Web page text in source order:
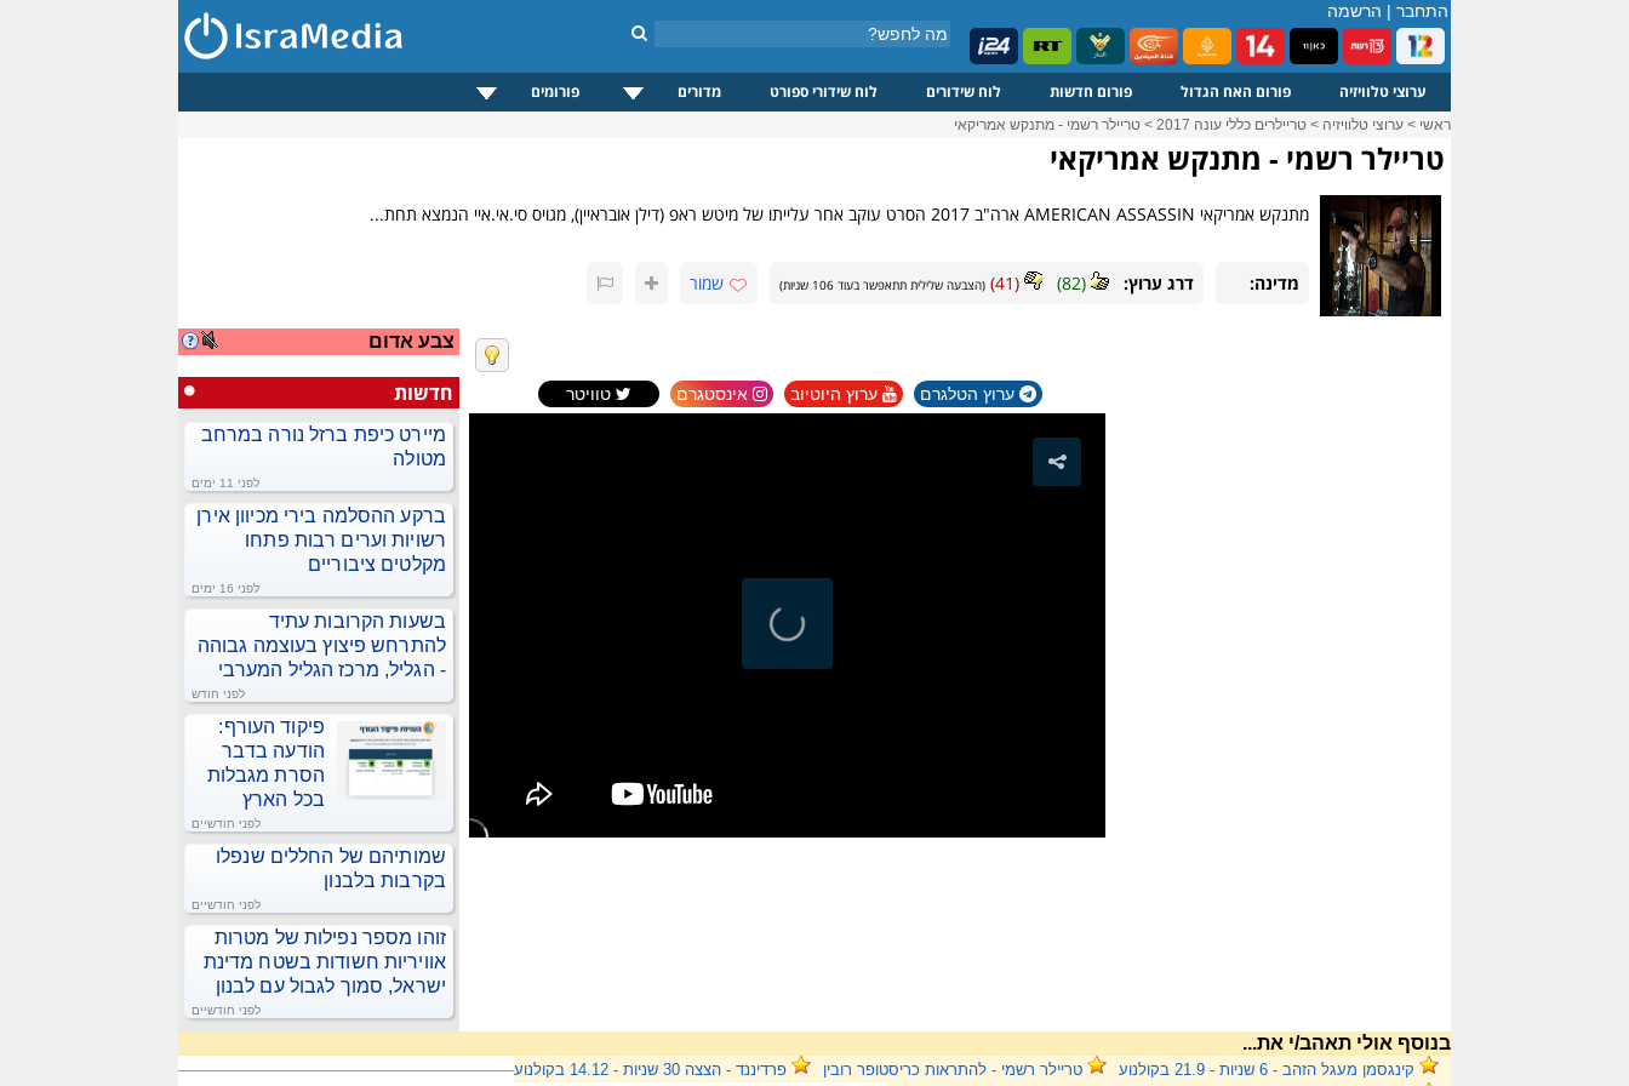
התחבר | הרשמה
ערוצי טלוויזיה פורום האח הגדול פורום חדשות לוח שידורים לוח שידורי ספורט מדורים פורומים
ראשי > ערוצי טלוויזיה > טריילרים כללי עונה 2017 > טריילר רשמי - מתנקש אמריקאי
טריילר רשמי - מתנקש אמריקאי
מתנקש אמריקאי AMERICAN ASSASSIN ארה"ב 2017 הסרט עוקב אחר עלייתו של מיטש ראפ (דילן אובראיין), מגויס סי.אי.איי הנמצא תחת...
מדינה: דרג ערוץ: (
82
)
(
41
) (הצבעה שלילית תתאפשר בעוד 106 שניות) שמור
צבע אדום
חדשות
מיירט כיפת ברזל נורה במרחב
מטולה
לפני 11 ימים
ברקע ההסלמה בירי מכיוון אירן
רשויות וערים רבות פתחו
מקלטים ציבוריים
לפני 16 ימים
בשעות הקרובות עתיד
להתרחש פיצוץ בעוצמה גבוהה
- הגליל, מרכז הגליל המערבי
לפני חודש
פיקוד העורף:
הודעה בדבר
הסרת מגבלות
בכל הארץ
לפני חודשיים
שמותיהם של החללים שנפלו
בקרבות בלבנון
לפני חודשיים
זוהו מספר נפילות של מטרות
אוויריות חשודות בשטח מדינת
ישראל, סמוך לגבול עם לבנון
לפני חודשיים
ערוץ הטלגרם ערוץ היוטיוב אינסטגרם טוויטר
בנוסף אולי תאהב/י את...
קינגסמן מעגל הזהב - 6 שניות - 21.9 בקולנוע טריילר רשמי - להתראות כריסטופר רובין פרדיננד - הצצה 30 שניות - 14.12 בקולנוע